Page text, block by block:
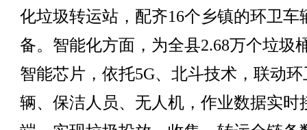
化垃圾转运站，配齐16个乡镇的环卫车
备。智能化方面，为全县2.68万个垃圾
智能芯片，依托5G、北斗技术，联动环
辆、保洁人员、无人机，作业数据实时